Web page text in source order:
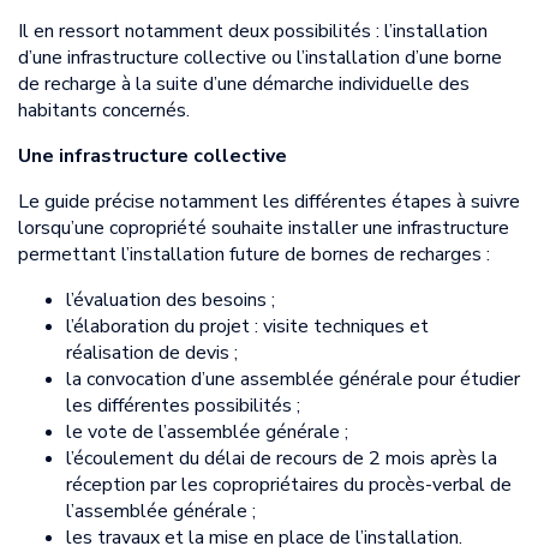
Il en ressort notamment deux possibilités : l’installation
d’une infrastructure collective ou l’installation d’une borne
de recharge à la suite d’une démarche individuelle des
habitants concernés.
Une infrastructure collective
Le guide précise notamment les différentes étapes à suivre
lorsqu’une copropriété souhaite installer une infrastructure
permettant l’installation future de bornes de recharges :
l’évaluation des besoins ;
l’élaboration du projet : visite techniques et
réalisation de devis ;
la convocation d’une assemblée générale pour étudier
les différentes possibilités ;
le vote de l’assemblée générale ;
l’écoulement du délai de recours de 2 mois après la
réception par les copropriétaires du procès-verbal de
l’assemblée générale ;
les travaux et la mise en place de l’installation.